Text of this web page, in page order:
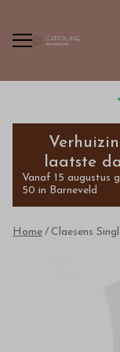
Singlet
Rib
laatste
Vanaf 15 augustus
50 in Barneveld
Home Claesens